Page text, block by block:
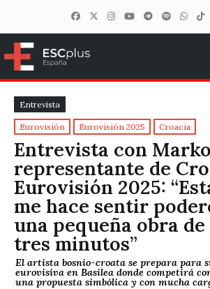
ESCplus España
Entrevista
Eurovisión Eurovisión 2025 Croacia
Entrevista con
representante de
Eurovisión 2025:
me hace sentir
una pequeña obra
tres minutos”
El artista bosnio-croata se prepara para
eurovisiva en Basilea donde competirá
una propuesta simbólica y con mucha